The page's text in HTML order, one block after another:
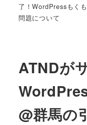
了！WordPressもく
問題について
ATNDが
@群馬の